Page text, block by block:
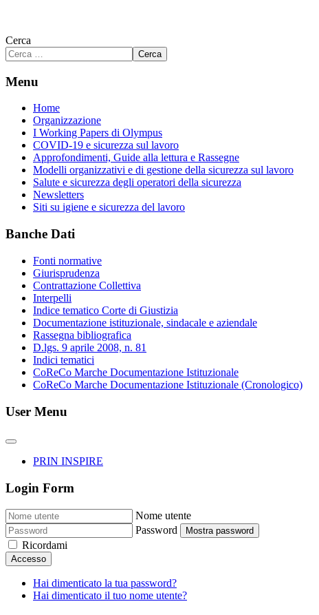
Cerca
Cerca
Menu
Home
Organizzazione
I Working Papers di Olympus
COVID-19 e sicurezza sul lavoro
Approfondimenti, Guide alla lettura e Rassegne
Modelli organizzativi e di gestione della sicurezza sul lavoro
Salute e sicurezza degli operatori della sicurezza
Newsletters
Siti su igiene e sicurezza del lavoro
Banche Dati
Fonti normative
Giurisprudenza
Contrattazione Collettiva
Interpelli
Indice tematico Corte di Giustizia
Documentazione istituzionale, sindacale e aziendale
Rassegna bibliografica
D.lgs. 9 aprile 2008, n. 81
Indici tematici
CoReCo Marche Documentazione Istituzionale
CoReCo Marche Documentazione Istituzionale (Cronologico)
User Menu
PRIN INSPIRE
Login Form
Nome utente
Password
Mostra password
Ricordami
Accesso
Hai dimenticato la tua password?
Hai dimenticato il tuo nome utente?